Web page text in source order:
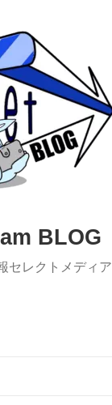
BLOG
セレクトメディア